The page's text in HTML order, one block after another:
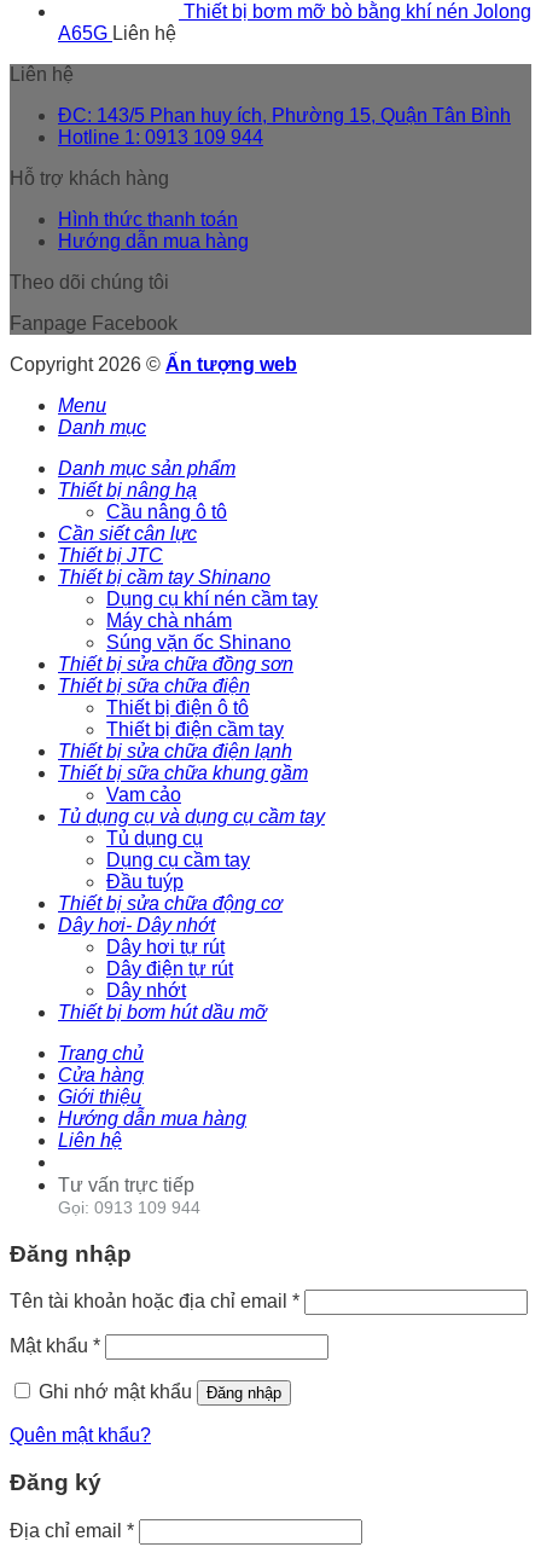
Thiết bị bơm mỡ bò bằng khí nén Jolong
A65G Liên hệ
Liên hệ
ĐC: 143/5 Phan huy ích, Phường 15, Quận Tân Bình
Hotline 1: 0913 109 944
Hỗ trợ khách hàng
Hình thức thanh toán
Hướng dẫn mua hàng
Theo dõi chúng tôi
Fanpage Facebook
Copyright 2026 © Ấn tượng web
Menu
Danh mục
Danh mục sản phẩm
Thiết bị nâng hạ
Cầu nâng ô tô
Cần siết cân lực
Thiết bị JTC
Thiết bị cầm tay Shinano
Dụng cụ khí nén cầm tay
Máy chà nhám
Súng vặn ốc Shinano
Thiết bị sửa chữa đồng sơn
Thiết bị sữa chữa điện
Thiết bị điện ô tô
Thiết bị điện cầm tay
Thiết bị sửa chữa điện lạnh
Thiết bị sữa chữa khung gầm
Vam cảo
Tủ dụng cụ và dụng cụ cầm tay
Tủ dụng cụ
Dụng cụ cầm tay
Đầu tuýp
Thiết bị sửa chữa động cơ
Dây hơi- Dây nhớt
Dây hơi tự rút
Dây điện tự rút
Dây nhớt
Thiết bị bơm hút dầu mỡ
Trang chủ
Cửa hàng
Giới thiệu
Hướng dẫn mua hàng
Liên hệ
Tư vấn trực tiếp
Gọi: 0913 109 944
Đăng nhập
Tên tài khoản hoặc địa chỉ email *
Mật khẩu *
Ghi nhớ mật khẩu Đăng nhập
Quên mật khẩu?
Đăng ký
Địa chỉ email *